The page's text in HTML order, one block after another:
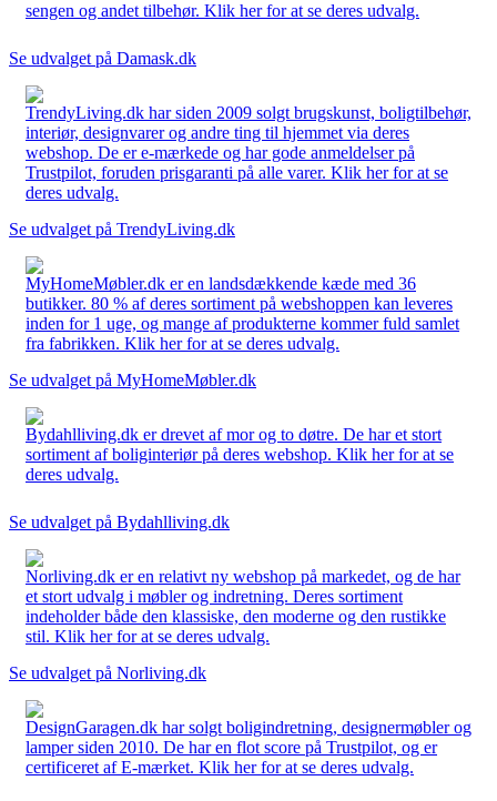
sengen og andet tilbehør. Klik her for at se deres udvalg.
Se udvalget på Damask.dk
TrendyLiving.dk har siden 2009 solgt brugskunst, boligtilbehør,
interiør, designvarer og andre ting til hjemmet via deres
webshop. De er e-mærkede og har gode anmeldelser på
Trustpilot, foruden prisgaranti på alle varer. Klik her for at se
deres udvalg.
Se udvalget på TrendyLiving.dk
MyHomeMøbler.dk er en landsdækkende kæde med 36
butikker. 80 % af deres sortiment på webshoppen kan leveres
inden for 1 uge, og mange af produkterne kommer fuld samlet
fra fabrikken. Klik her for at se deres udvalg.
Se udvalget på MyHomeMøbler.dk
Bydahlliving.dk er drevet af mor og to døtre. De har et stort
sortiment af boliginteriør på deres webshop. Klik her for at se
deres udvalg.
Se udvalget på Bydahlliving.dk
Norliving.dk er en relativt ny webshop på markedet, og de har
et stort udvalg i møbler og indretning. Deres sortiment
indeholder både den klassiske, den moderne og den rustikke
stil. Klik her for at se deres udvalg.
Se udvalget på Norliving.dk
DesignGaragen.dk har solgt boligindretning, designermøbler og
lamper siden 2010. De har en flot score på Trustpilot, og er
certificeret af E-mærket. Klik her for at se deres udvalg.